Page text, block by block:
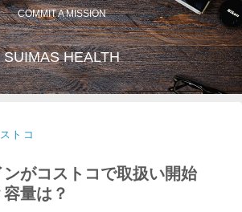
COMMIT A MISSION
SUIMAS HEALTH
トコ
がコストコで取扱い開始
量は？